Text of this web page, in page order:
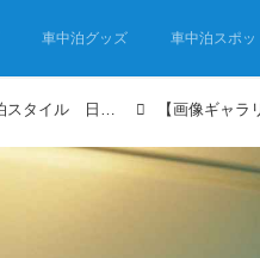
車中泊グッズ 車中泊スポッ
バンライフ大学生が作ったイケア雑貨の車中泊スタイル 日本と北欧の融合の「ジャパンディ」インテリア